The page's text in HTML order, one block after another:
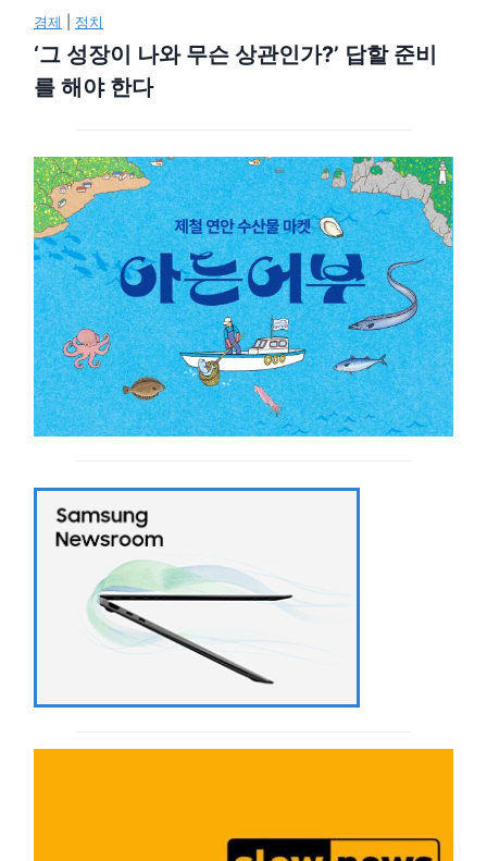
경제 정치
‘그 성장이 나와 무슨 상관인가?’ 답할 준비
를 해야 한다